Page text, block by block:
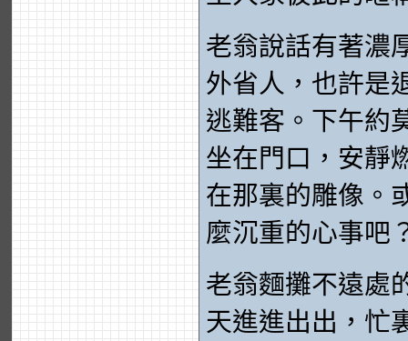
老翁說話有著濃
外省人，也許是
逃難客。下午約
坐在門口，安靜
在那裏的雕像。
麼沉重的心事吧
老翁麵攤不遠處
天進進出出，忙